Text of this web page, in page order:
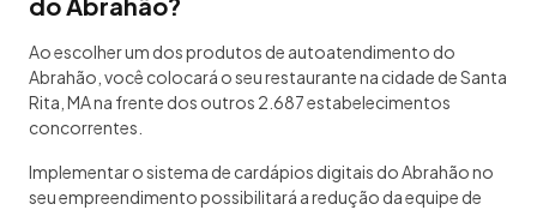
Ao escolher um dos produtos de autoatendimento do
Abrahão, você colocará o seu restaurante na cidade de Santa
Rita, MA na frente dos outros 2.687 estabelecimentos
concorrentes.
Implementar o sistema de cardápios digitais do Abrahão no
seu empreendimento possibilitará a redução da equipe de